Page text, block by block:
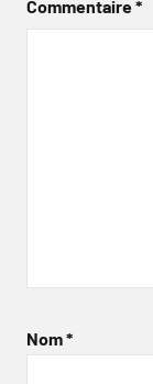
Commentaire*
Nom*